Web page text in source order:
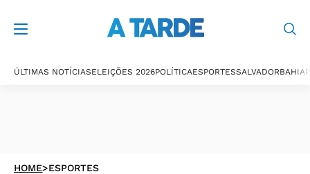
ÚLTIMAS NOTÍCIASELEIÇÕES 2026POLÍTICAESPORTESSALVADORBAHIA
HOME>ESPORTES